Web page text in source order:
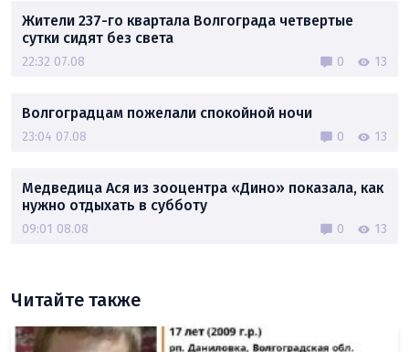
Жители 237-го квартала Волгограда четвертые
сутки сидят без света
22:32 07.08 0 13
Волгоградцам пожелали спокойной ночи
23:04 07.08 0 13
Медведица Ася из зооцентра «Дино» показала, как
нужно отдыхать в субботу
09:01 08.08 0 13
Читайте также